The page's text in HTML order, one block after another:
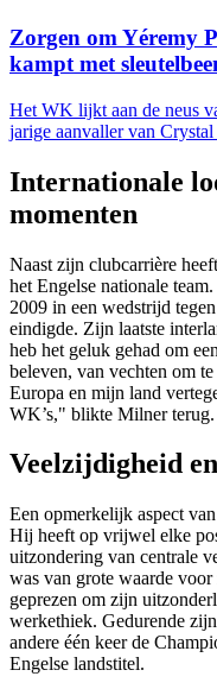
Zorgen om Yéremy
kampt met
Het WK lijkt aan de neus
jarige aanvaller van
Internationale
momenten
Naast zijn clubcarrière
het Engelse nationale
2009 in een wedstrijd
eindigde. Zijn laatste
heb het geluk gehad om
beleven, van vechten om
Europa en mijn land
WK’s," blikte Milner terug.
Veelzijdigheid
Een opmerkelijk aspect
Hij heeft op vrijwel elke
uitzondering van centrale
was van grote waarde
geprezen om zijn
werkethiek. Gedurende
andere één keer de
Engelse landstitel.